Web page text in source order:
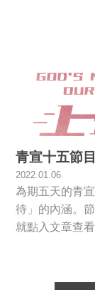
青宣十五節
2022.01.06
為期五天的青
待」的內涵。
就點入文章查看